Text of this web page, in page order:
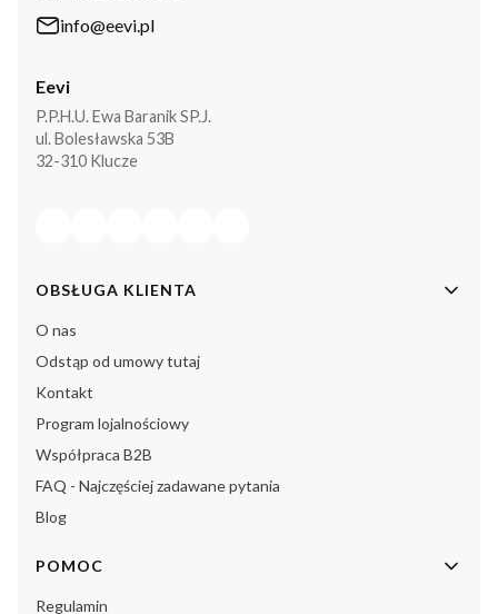
info@eevi.pl
Eevi
P.P.H.U. Ewa Baranik SP.J.
ul. Bolesławska 53B
32-310 Klucze
Linki w stopce
OBSŁUGA KLIENTA
O nas
Odstąp od umowy tutaj
Kontakt
Program lojalnościowy
Współpraca B2B
FAQ - Najczęściej zadawane pytania
Blog
POMOC
Regulamin